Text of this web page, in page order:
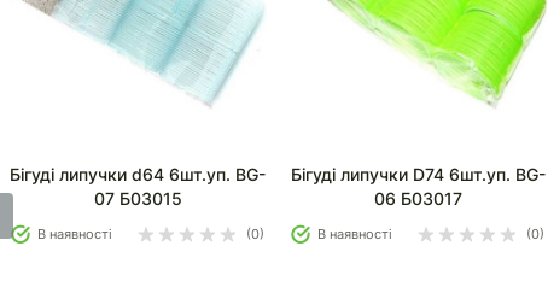
Бігуді липучки d64 6шт.уп. BG-
07 Б03015
В наявності (0)
Бігуді липучки D74 6шт.уп. BG-
06 Б03017
В наявності (0)